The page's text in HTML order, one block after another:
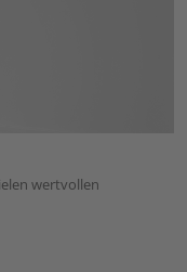
wertvollen